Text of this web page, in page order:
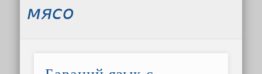
мясо